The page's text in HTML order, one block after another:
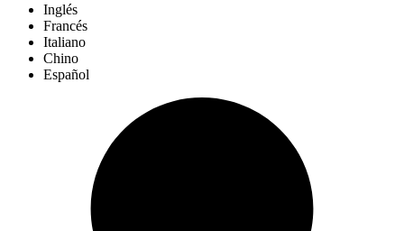
Inglés
Francés
Italiano
Chino
Español